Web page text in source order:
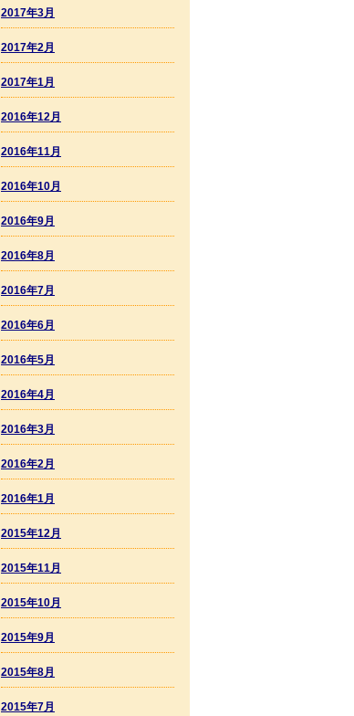
2017年3月
2017年2月
2017年1月
2016年12月
2016年11月
2016年10月
2016年9月
2016年8月
2016年7月
2016年6月
2016年5月
2016年4月
2016年3月
2016年2月
2016年1月
2015年12月
2015年11月
2015年10月
2015年9月
2015年8月
2015年7月